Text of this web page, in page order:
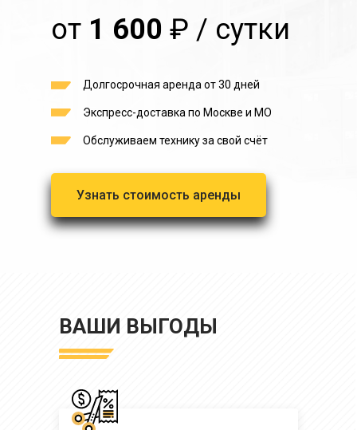
от 1 600 ₽ / сутки
Узнать стоимость аренды
Долгосрочная аренда от 30 дней
Экспресс-доставка по Москве и МО
Обслуживаем технику за свой счёт
ВАШИ ВЫГОДЫ